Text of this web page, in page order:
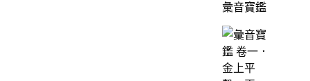
彙音寶鑑